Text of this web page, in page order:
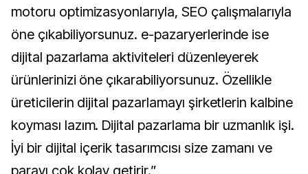
motoru optimizasyonlarıyla, SEO çalışmalarıyla
öne çıkabiliyorsunuz. e-pazaryerlerinde ise
dijital pazarlama aktiviteleri düzenleyerek
ürünlerinizi öne çıkarabiliyorsunuz. Özellikle
üreticilerin dijital pazarlamayı şirketlerin kalbine
koyması lazım. Dijital pazarlama bir uzmanlık işi.
İyi bir dijital içerik tasarımcısı size zamanı ve
parayı çok kolay getirir.”